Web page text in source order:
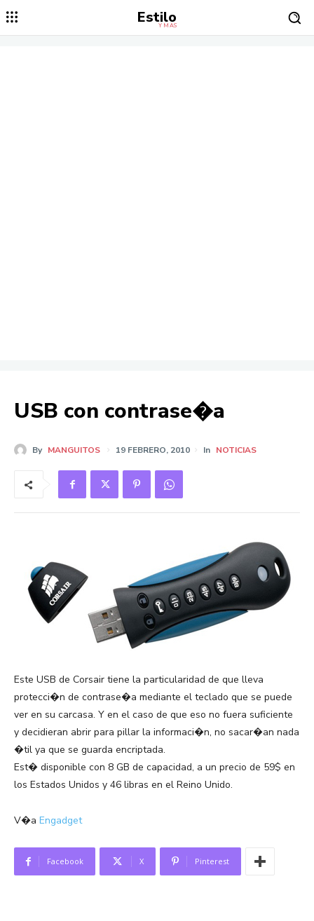
Estilo
Y MÁS
USB con contrase�a
By MANGUITOS 19 FEBRERO, 2010 In NOTICIAS
Este USB de Corsair tiene la particularidad de que lleva
protecci�n de contrase�a mediante el teclado que se puede
ver en su carcasa. Y en el caso de que eso no fuera suficiente
y decidieran abrir para pillar la informaci�n, no sacar�an nada
�til ya que se guarda encriptada.
Est� disponible con 8 GB de capacidad, a un precio de 59$ en
los Estados Unidos y 46 libras en el Reino Unido.
V�a Engadget
Facebook X Pinterest